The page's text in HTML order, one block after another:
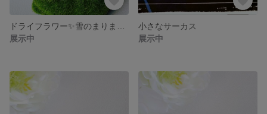
展示中
小さなサーカス
展示中